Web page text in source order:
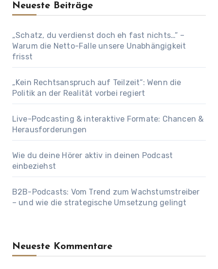
Neueste Beiträge
„Schatz, du verdienst doch eh fast nichts…“ –
Warum die Netto-Falle unsere Unabhängigkeit
frisst
„Kein Rechtsanspruch auf Teilzeit“: Wenn die
Politik an der Realität vorbei regiert
Live-Podcasting & interaktive Formate: Chancen &
Herausforderungen
Wie du deine Hörer aktiv in deinen Podcast
einbeziehst
B2B-Podcasts: Vom Trend zum Wachstumstreiber
– und wie die strategische Umsetzung gelingt
Neueste Kommentare